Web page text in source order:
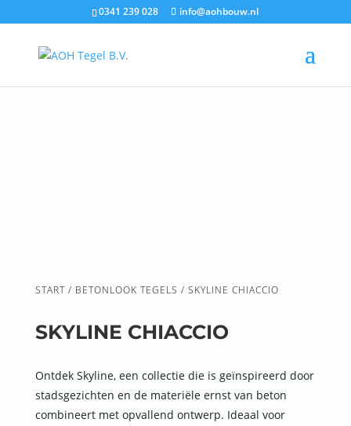
0341 239 028 info@aohbouw.nl
START/ BETONLOOK TEGELS / SKYLINE CHIACCIO
SKYLINE CHIACCIO
Ontdek Skyline, een collectie die is geïnspireerd door
stadsgezichten en de materiële ernst van beton
combineert met opvallend ontwerp. Ideaal voor